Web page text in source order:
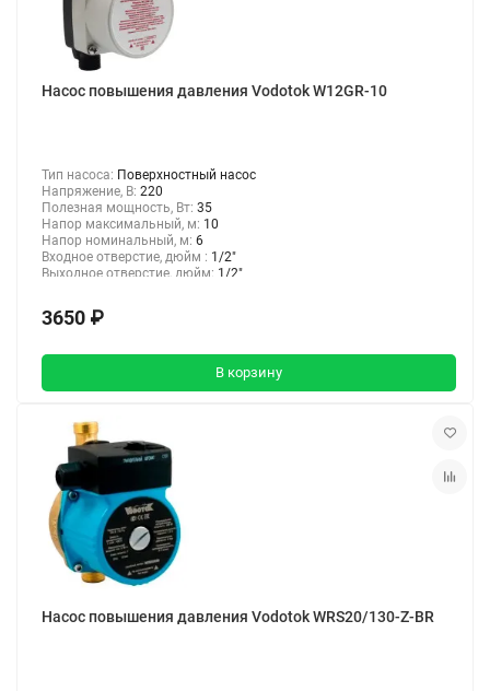
Насос повышения давления Vodotok W12GR-10
Тип насоса: Поверхностный насос
Напряжение, В: 220
Полезная мощность, Вт: 35
Напор максимальный, м: 10
Напор номинальный, м: 6
Входное отверстие, дюйм : 1/2"
Выходное отверстие, дюйм: 1/2"
3650 ₽
В корзину
Насос повышения давления Vodotok WRS20/130-Z-BR